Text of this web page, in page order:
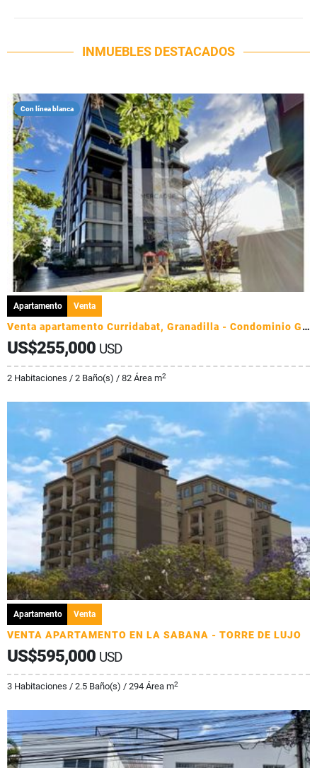
INMUEBLES DESTACADOS
Con línea blanca
Apartamento Venta
Venta apartamento Curridabat, Granadilla - Condominio Golfside
US$255,000 USD
2 Habitaciones / 2 Baño(s) / 82 Área m2
Apartamento Venta
VENTA APARTAMENTO EN LA SABANA - TORRE DE LUJO
US$595,000 USD
3 Habitaciones / 2.5 Baño(s) / 294 Área m2